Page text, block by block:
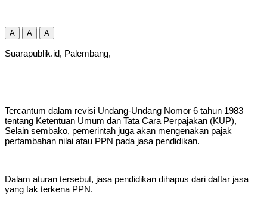
A A A
Suarapublik.id, Palembang,
Tercantum dalam revisi Undang-Undang Nomor 6 tahun 1983
tentang Ketentuan Umum dan Tata Cara Perpajakan (KUP),
Selain sembako, pemerintah juga akan mengenakan pajak
pertambahan nilai atau PPN pada jasa pendidikan.
Dalam aturan tersebut, jasa pendidikan dihapus dari daftar jasa
yang tak terkena PPN.